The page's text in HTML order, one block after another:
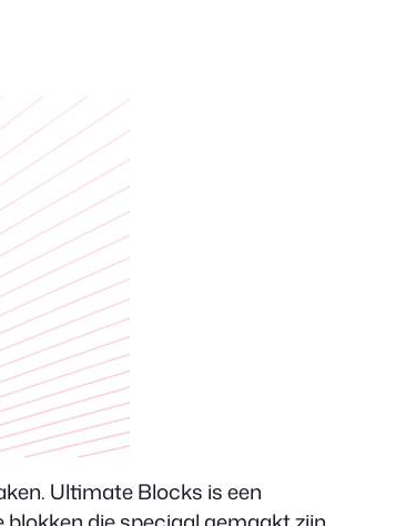
Ultimate Blocks is een